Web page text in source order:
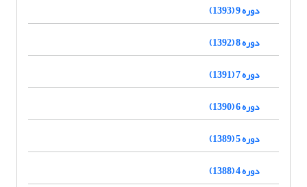
دوره 9 (1393)
دوره 8 (1392)
دوره 7 (1391)
دوره 6 (1390)
دوره 5 (1389)
دوره 4 (1388)